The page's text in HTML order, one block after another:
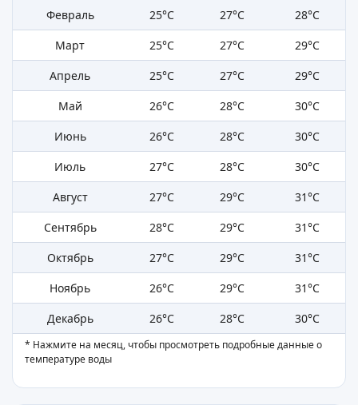
Февраль
25°C 27°C
28°C
Март
25°C 27°C
29°C
Апрель
25°C 27°C
29°C
Май
26°C 28°C
30°C
Июнь
26°C 28°C
30°C
Июль
27°C 28°C
30°C
Август
27°C 29°C
31°C
Сентябрь
28°C 29°C
31°C
Октябрь
27°C 29°C
31°C
Ноябрь
26°C 29°C
31°C
Декабрь
26°C 28°C 30°C
* Нажмите на месяц, чтобы просмотреть подробные данные о
температуре воды